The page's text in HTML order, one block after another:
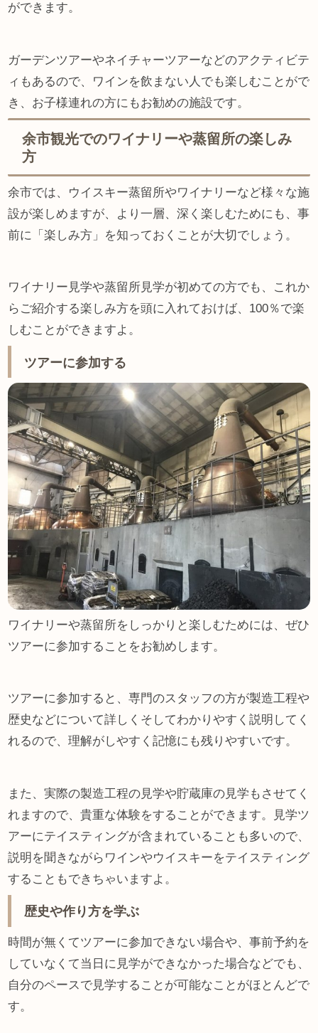
ができます。
ガーデンツアーやネイチャーツアーなどのアクティビテ
ィもあるので、ワインを飲まない人でも楽しむことがで
き、お子様連れの方にもお勧めの施設です。
余市観光でのワイナリーや蒸留所の楽しみ
方
余市では、ウイスキー蒸留所やワイナリーなど様々な施
設が楽しめますが、より一層、深く楽しむためにも、事
前に「楽しみ方」を知っておくことが大切でしょう。
ワイナリー見学や蒸留所見学が初めての方でも、これか
らご紹介する楽しみ方を頭に入れておけば、100％で楽
しむことができますよ。
ツアーに参加する
ワイナリーや蒸留所をしっかりと楽しむためには、ぜひ
ツアーに参加することをお勧めします。
ツアーに参加すると、専門のスタッフの方が製造工程や
歴史などについて詳しくそしてわかりやすく説明してく
れるので、理解がしやすく記憶にも残りやすいです。
また、実際の製造工程の見学や貯蔵庫の見学もさせてく
れますので、貴重な体験をすることができます。見学ツ
アーにテイスティングが含まれていることも多いので、
説明を聞きながらワインやウイスキーをテイスティング
することもできちゃいますよ。
歴史や作り方を学ぶ
時間が無くてツアーに参加できない場合や、事前予約を
していなくて当日に見学ができなかった場合などでも、
自分のペースで見学することが可能なことがほとんどで
す。